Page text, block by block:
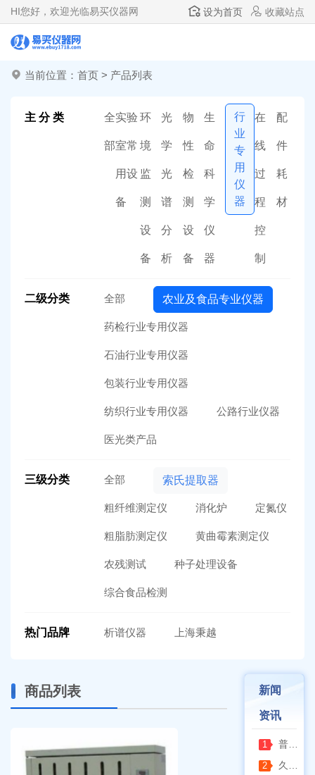
HI您好，欢迎光临易买仪器网 设为首页 收藏站点
当前位置： 首页 > 产品列表
主 分 类 全
部
实验
室常
用设
备
环
境
监
测
设
备
光
学
光
谱
分
析
物
性
检
测
设
备
生
命
科
学
仪
器
行
业
专
用
仪
器
在
线
过
程
控
制
配
件
耗
材
二级分类 全部 农业及食品专业仪器
药检行业专用仪器
石油行业专用仪器
包装行业专用仪器
纺织行业专用仪器 公路行业仪器
医光类产品
三级分类 全部 索氏提取器
粗纤维测定仪 消化炉 定氮仪
粗脂肪测定仪 黄曲霉素测定仪
农残测试 种子处理设备
综合食品检测
热门品牌 析谱仪器 上海秉越
商品列表 新闻
资讯
1 普通烘箱和耐腐蚀烘箱区分
2 久兴医疗高压蒸汽灭菌器：制药科研灭菌的可靠之选